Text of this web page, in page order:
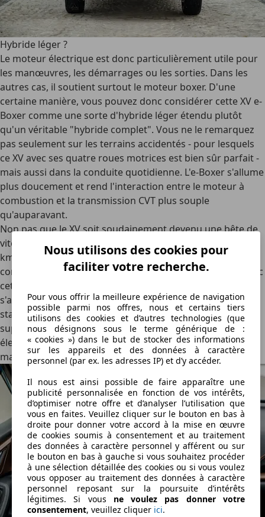
Hybride léger ?
Le moteur électrique est donc particulièrement utile pour
les manœuvres, les démarrages ou les sorties. Dans les
autres cas, il soutient surtout le moteur boxer. D'une
certaine manière, vous pouvez donc considérer cette XV e-
Boxer comme une sorte d'hybride léger étendu plutôt
qu'un véritable "hybride complet". Vous ne le remarquez
pas seulement sur les terrains accidentés - pour lesquels
ce XV avec ses quatre roues motrices est bien sûr parfait -
mais aussi dans la conduite quotidienne. L'e-Boxer s'allume
plus doucement et rend l'interaction entre le moteur à
combustion et la transmission CVT plus souple
qu'auparavant.
Non pas que le XV soit soudainement devenu une bête de
vitesse, car avec 10,7 secondes pour passer de 0 à 100
km/h, ce crossover reste encore une auto qui préfère une
conduite souple. Cependant, il rend la vie quotidienne avec
cette Subaru plus agréable tandis que la maniabilité
s'améliore. En premier lieu, ce XV est surtout plus sûr et
stable, grâce à sa nouvelle plate-forme. Mais le poids
supplémentaire et la poussée supplémentaire de l'énergie
électrique font qu'elle continue à faire son travail de
manière encore plus imperturbable.
Nous utilisons des cookies pour
faciliter votre recherche.
Pour vous offrir la meilleure expérience de navigation
possible parmi nos offres, nous et certains tiers
utilisons des cookies et d’autres technologies (que
nous désignons sous le terme générique de :
« cookies ») dans le but de stocker des informations
sur les appareils et des données à caractère
personnel (par ex. les adresses IP) et d’y accéder.
Il nous est ainsi possible de faire apparaître une
publicité personnalisée en fonction de vos intérêts,
d’optimiser notre offre et d’analyser l’utilisation que
vous en faites. Veuillez cliquer sur le bouton en bas à
droite pour donner votre accord à la mise en œuvre
de cookies soumis à consentement et au traitement
des données à caractère personnel y afférent ou sur
le bouton en bas à gauche si vous souhaitez procéder
à une sélection détaillée des cookies ou si vous voulez
vous opposer au traitement des données à caractère
personnel reposant sur la poursuite d’intérêts
légitimes. Si vous ne voulez pas donner votre
consentement, veuillez cliquer ici.